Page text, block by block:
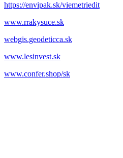
https://envipak.sk/viemetriedit
www.rrakysuce.sk
webgis.geodeticca.sk
www.lesinvest.sk
www.confer.shop/sk